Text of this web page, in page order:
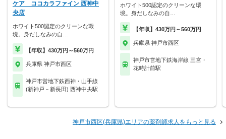
ケア ココカラファイン 西神中
央店
ホワイト500認定のクリーンな環
境。身だしなみの自…
【年収】430万円～560万円
兵庫県 神戸市西区
神戸市営地下鉄西神・山手線
(新神戸－新長田) 西神中央駅
ホワイト500認定のクリーンな環
境。身だしなみの自…
【年収】430万円～560万円
兵庫県 神戸市西区
神戸市営地下鉄海岸線 三宮・
花時計前駅
神戸市西区(兵庫県)エリアの薬剤師求人をもっと見る